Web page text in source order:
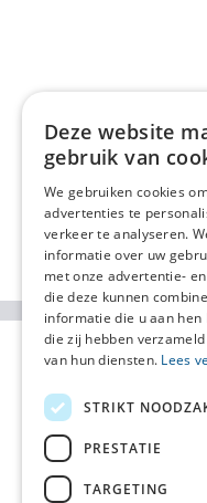
Deze website
gebruik van
We gebruiken cookies
advertenties te
verkeer te analyseren.
informatie over uw
met onze advertentie-
die deze kunnen
informatie die u aan
die zij hebben
van hun diensten. Lees
STRIKT
PRESTATIE
TARGETING